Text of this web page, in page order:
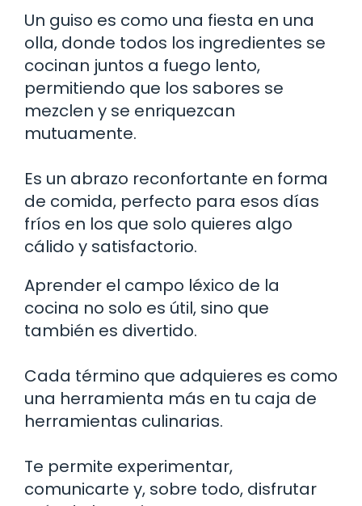
Un guiso es como una fiesta en una
olla, donde todos los ingredientes se
cocinan juntos a fuego lento,
permitiendo que los sabores se
mezclen y se enriquezcan
mutuamente.
Es un abrazo reconfortante en forma
de comida, perfecto para esos días
fríos en los que solo quieres algo
cálido y satisfactorio.
Aprender el campo léxico de la
cocina no solo es útil, sino que
también es divertido.
Cada término que adquieres es como
una herramienta más en tu caja de
herramientas culinarias.
Te permite experimentar,
comunicarte y, sobre todo, disfrutar